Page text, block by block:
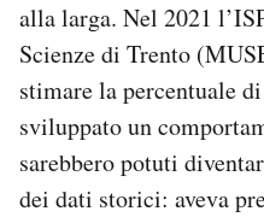
alla larga. Nel 2021
Scienze di Trento
stimare la percentuale
sviluppato un
sarebbero potuti
dei dati storici: aveva